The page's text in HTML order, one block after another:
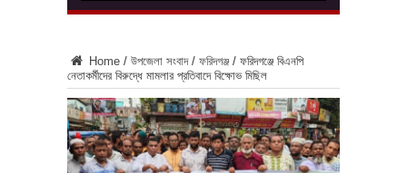
Home / উপজেলা সংবাদ / ফরিদগঞ্জ / ফরিদগঞ্জে বিএনপি
নেতাকর্মীদের বিরুদ্ধে মামলার প্রতিবাদে বিক্ষোভ মিছিল